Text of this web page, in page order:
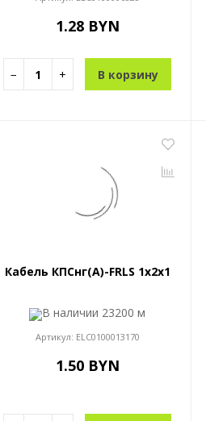
1.28 BYN
− + В корзину
Кабель КПСнг(A)-FRLS 1x2x1
В наличии 23200 м
Артикул: ELC0100013170
1.50 BYN